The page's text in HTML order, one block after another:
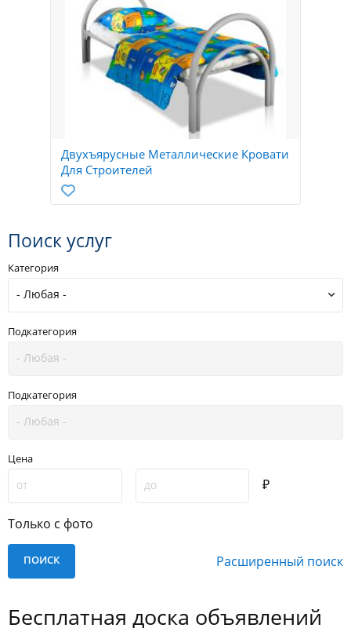
Двухъярусные Металлические Кровати
Для Строителей
Поиск услуг
Категория
Подкатегория
Подкатегория
Цена
₽
Только с фото
Расширенный поиск
Бесплатная доска объявлений